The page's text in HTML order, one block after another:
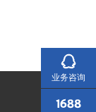
业务咨询